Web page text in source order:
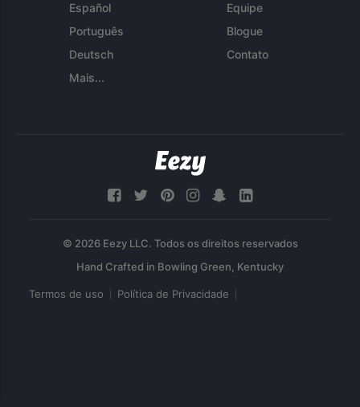
Español
Português
Deutsch
Mais...
Equipe
Blogue
Contato
© 2026 Eezy LLC. Todos os direitos reservados
Termos de uso Política de Privacidade